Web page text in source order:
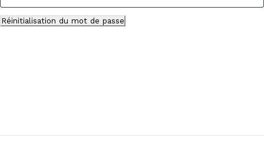
Réinitialisation du mot de passe